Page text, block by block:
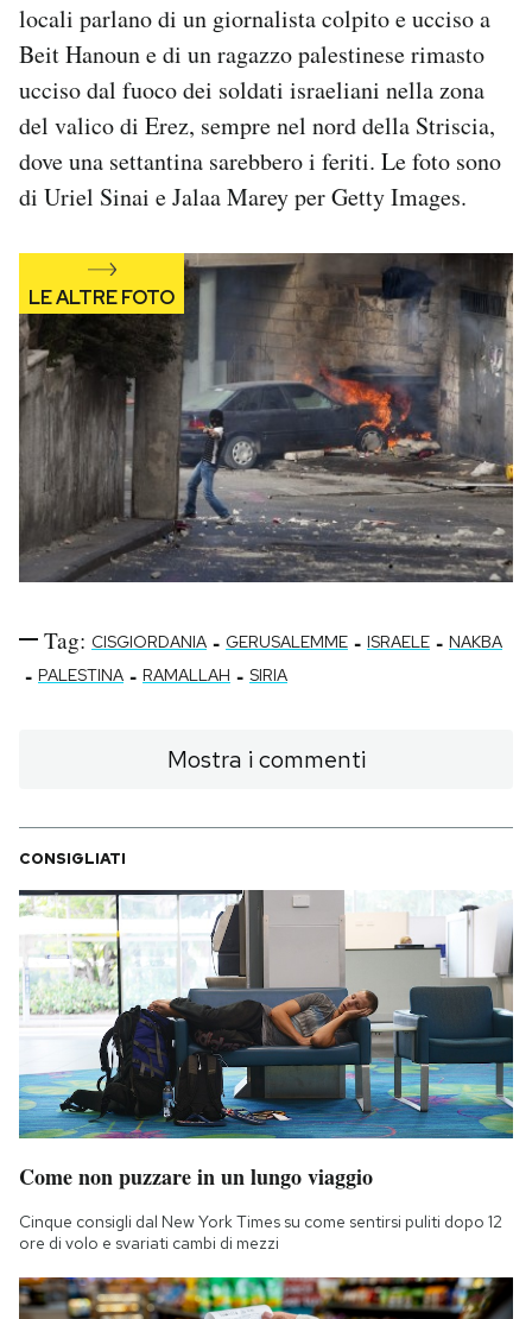
locali parlano di un giornalista colpito e ucciso a
Beit Hanoun e di un ragazzo palestinese rimasto
ucciso dal fuoco dei soldati israeliani nella zona
del valico di Erez, sempre nel nord della Striscia,
dove una settantina sarebbero i feriti. Le foto sono
di Uriel Sinai e Jalaa Marey per Getty Images.
Tag: CISGIORDANIA - GERUSALEMME - ISRAELE - NAKBA
- PALESTINA - RAMALLAH - SIRIA
Mostra i commenti
CONSIGLIATI
Come non puzzare in un lungo viaggio
Cinque consigli dal New York Times su come sentirsi puliti dopo 12
ore di volo e svariati cambi di mezzi